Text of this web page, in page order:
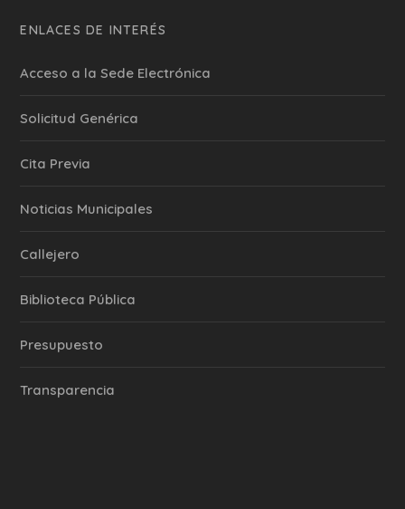
ENLACES DE INTERÉS
Acceso a la Sede Electrónica
Solicitud Genérica
Cita Previa
‎Noticias Municipales
Callejero
Biblioteca Pública
Presupuesto
Transparencia